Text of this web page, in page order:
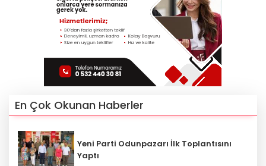
En Çok Okunan Haberler
Yeni Parti Odunpazarı İlk Toplantısını
Yaptı